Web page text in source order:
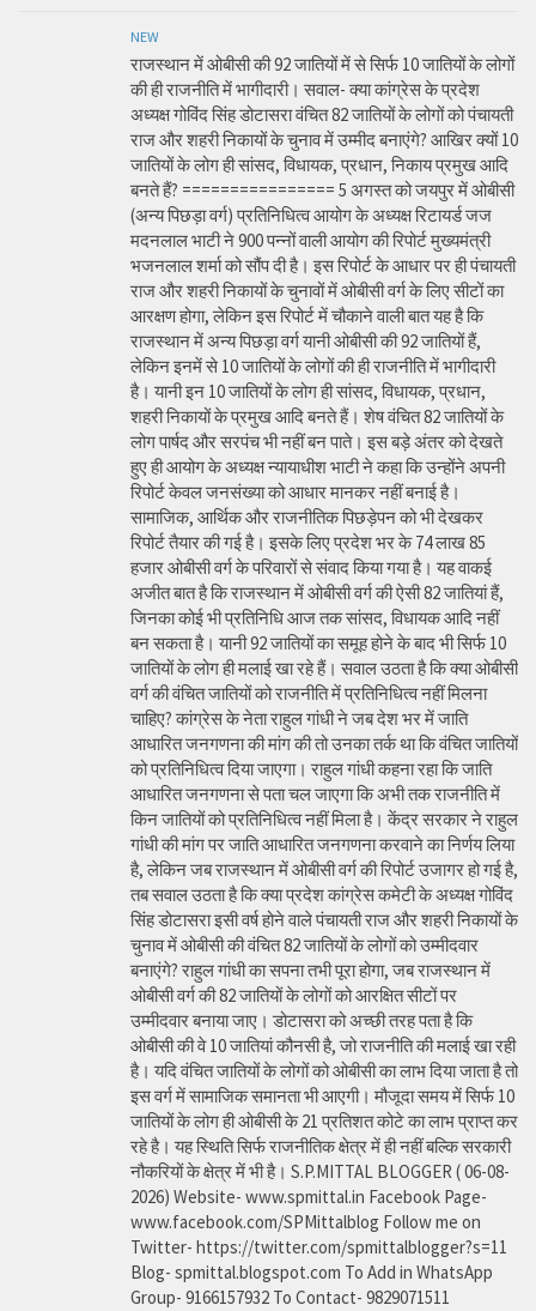
NEW
राजस्थान में ओबीसी की 92 जातियों में से सिर्फ 10 जातियों के लोगों
की ही राजनीति में भागीदारी। सवाल- क्या कांग्रेस के प्रदेश
अध्यक्ष गोविंद सिंह डोटासरा वंचित 82 जातियों के लोगों को पंचायती
राज और शहरी निकायों के चुनाव में उम्मीद बनाएंगे? आखिर क्यों 10
जातियों के लोग ही सांसद, विधायक, प्रधान, निकाय प्रमुख आदि
बनते हैं? ================ 5 अगस्त को जयपुर में ओबीसी
(अन्य पिछड़ा वर्ग) प्रतिनिधित्व आयोग के अध्यक्ष रिटायर्ड जज
मदनलाल भाटी ने 900 पन्नों वाली आयोग की रिपोर्ट मुख्यमंत्री
भजनलाल शर्मा को सौंप दी है। इस रिपोर्ट के आधार पर ही पंचायती
राज और शहरी निकायों के चुनावों में ओबीसी वर्ग के लिए सीटों का
आरक्षण होगा, लेकिन इस रिपोर्ट में चौकाने वाली बात यह है कि
राजस्थान में अन्य पिछड़ा वर्ग यानी ओबीसी की 92 जातियों हैं,
लेकिन इनमें से 10 जातियों के लोगों की ही राजनीति में भागीदारी
है। यानी इन 10 जातियों के लोग ही सांसद, विधायक, प्रधान,
शहरी निकायों के प्रमुख आदि बनते हैं। शेष वंचित 82 जातियों के
लोग पार्षद और सरपंच भी नहीं बन पाते। इस बड़े अंतर को देखते
हुए ही आयोग के अध्यक्ष न्यायाधीश भाटी ने कहा कि उन्होंने अपनी
रिपोर्ट केवल जनसंख्या को आधार मानकर नहीं बनाई है।
सामाजिक, आर्थिक और राजनीतिक पिछड़ेपन को भी देखकर
रिपोर्ट तैयार की गई है। इसके लिए प्रदेश भर के 74 लाख 85
हजार ओबीसी वर्ग के परिवारों से संवाद किया गया है। यह वाकई
अजीत बात है कि राजस्थान में ओबीसी वर्ग की ऐसी 82 जातियां हैं,
जिनका कोई भी प्रतिनिधि आज तक सांसद, विधायक आदि नहीं
बन सकता है। यानी 92 जातियों का समूह होने के बाद भी सिर्फ 10
जातियों के लोग ही मलाई खा रहे हैं। सवाल उठता है कि क्या ओबीसी
वर्ग की वंचित जातियों को राजनीति में प्रतिनिधित्व नहीं मिलना
चाहिए? कांग्रेस के नेता राहुल गांधी ने जब देश भर में जाति
आधारित जनगणना की मांग की तो उनका तर्क था कि वंचित जातियों
को प्रतिनिधित्व दिया जाएगा। राहुल गांधी कहना रहा कि जाति
आधारित जनगणना से पता चल जाएगा कि अभी तक राजनीति में
किन जातियों को प्रतिनिधित्व नहीं मिला है। केंद्र सरकार ने राहुल
गांधी की मांग पर जाति आधारित जनगणना करवाने का निर्णय लिया
है, लेकिन जब राजस्थान में ओबीसी वर्ग की रिपोर्ट उजागर हो गई है,
तब सवाल उठता है कि क्या प्रदेश कांग्रेस कमेटी के अध्यक्ष गोविंद
सिंह डोटासरा इसी वर्ष होने वाले पंचायती राज और शहरी निकायों के
चुनाव में ओबीसी की वंचित 82 जातियों के लोगों को उम्मीदवार
बनाएंगे? राहुल गांधी का सपना तभी पूरा होगा, जब राजस्थान में
ओबीसी वर्ग की 82 जातियों के लोगों को आरक्षित सीटों पर
उम्मीदवार बनाया जाए। डोटासरा को अच्छी तरह पता है कि
ओबीसी की वे 10 जातियां कौनसी है, जो राजनीति की मलाई खा रही
है। यदि वंचित जातियों के लोगों को ओबीसी का लाभ दिया जाता है तो
इस वर्ग में सामाजिक समानता भी आएगी। मौजूदा समय में सिर्फ 10
जातियों के लोग ही ओबीसी के 21 प्रतिशत कोटे का लाभ प्राप्त कर
रहे है। यह स्थिति सिर्फ राजनीतिक क्षेत्र में ही नहीं बल्कि सरकारी
नौकरियों के क्षेत्र में भी है। S.P.MITTAL BLOGGER ( 06-08-
2026) Website- www.spmittal.in Facebook Page-
www.facebook.com/SPMittalblog Follow me on
Twitter- https://twitter.com/spmittalblogger?s=11
Blog- spmittal.blogspot.com To Add in WhatsApp
Group- 9166157932 To Contact- 9829071511